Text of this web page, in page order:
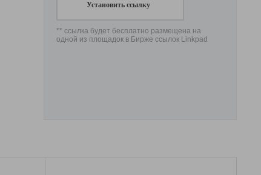
Установить ссылку
** ссылка будет бесплатно размещена на
одной из площадок в Бирже ссылок Linkpad